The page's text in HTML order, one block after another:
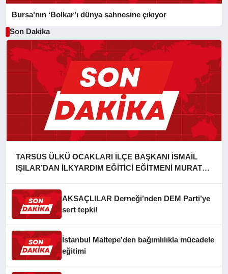
Bursa’nın ‘Bolkar’ı dünya sahnesine çıkıyor
Son Dakika
TARSUS ÜLKÜ OCAKLARI İLÇE BAŞKANI İSMAİL
IŞILAR’DAN İLKYARDIM EĞİTİCİ EĞİTMENİ MURAT
AKSAÇLILAR Derneği’nden DEM Parti’ye
sert tepki!
İstanbul Maltepe’den bağımlılıkla mücadele
eğitimi